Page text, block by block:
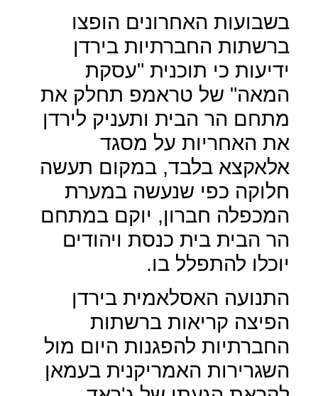
בשבועות האחרונים הופצו
ברשתות החברתיות בירדן
ידיעות כי תוכנית "עסקת
המאה" של טראמפ תחלק את
מתחם הר הבית ותעניק לירדן
את האחריות על מסגד
אלאקצא בלבד, במקום תעשה
חלוקה כפי שנעשה במערת
המכפלה חברון, יוקם במתחם
הר הבית בית כנסת ויהודים
יוכלו להתפלל בו.
התנועה האסלאמית בירדן
הפיצה קריאות ברשתות
החברתיות להפגנות היום מול
השגרירות האמריקנית בעמאן